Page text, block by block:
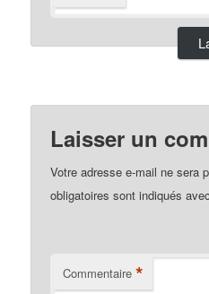
Laisser un
Votre adresse e-mail ne sera
obligatoires sont indiqués
Commentaire *